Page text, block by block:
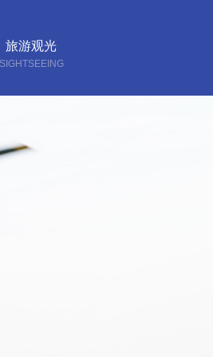
旅游观光
SIGHTSEEING